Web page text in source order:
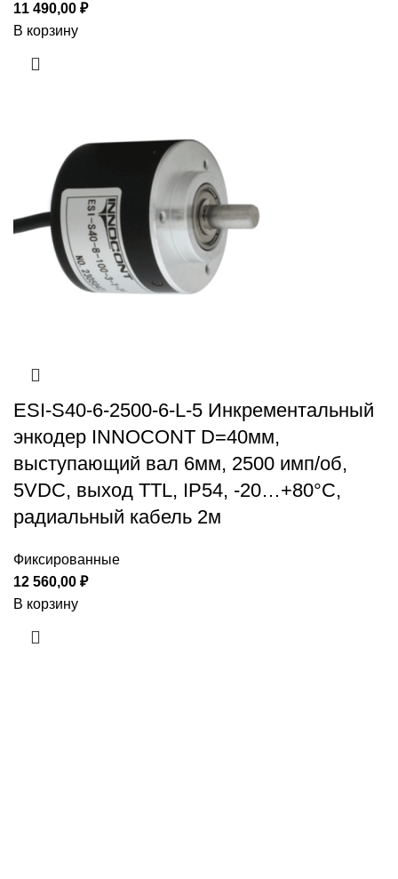
11 490,00 ₽
В корзину
ESI-S40-6-2500-6-L-5 Инкрементальный
энкодер INNOCONT D=40мм,
выступающий вал 6мм, 2500 имп/об,
5VDC, выход TTL, IP54, -20…+80°C,
радиальный кабель 2м
Фиксированные
12 560,00 ₽
В корзину